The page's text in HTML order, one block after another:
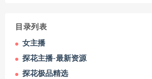
目录列表
女主播
探花主播-最新资源
探花极品精选